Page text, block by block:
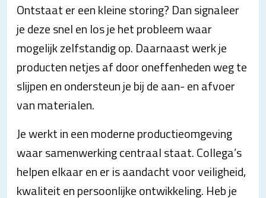
Ontstaat er een kleine storing? Dan signaleer
je deze snel en los je het probleem waar
mogelijk zelfstandig op. Daarnaast werk je
producten netjes af door oneffenheden weg te
slijpen en ondersteun je bij de aan- en afvoer
van materialen.
Je werkt in een moderne productieomgeving
waar samenwerking centraal staat. Collega’s
helpen elkaar en er is aandacht voor veiligheid,
kwaliteit en persoonlijke ontwikkeling. Heb je